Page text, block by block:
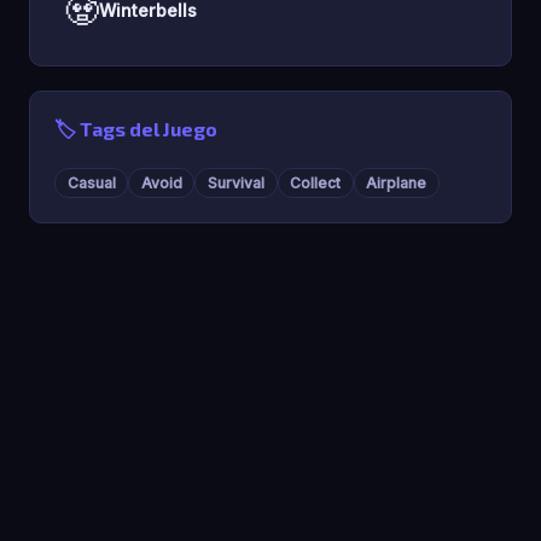
🧟Winterbells
🏷️ Tags del Juego
Casual Avoid Survival Collect Airplane